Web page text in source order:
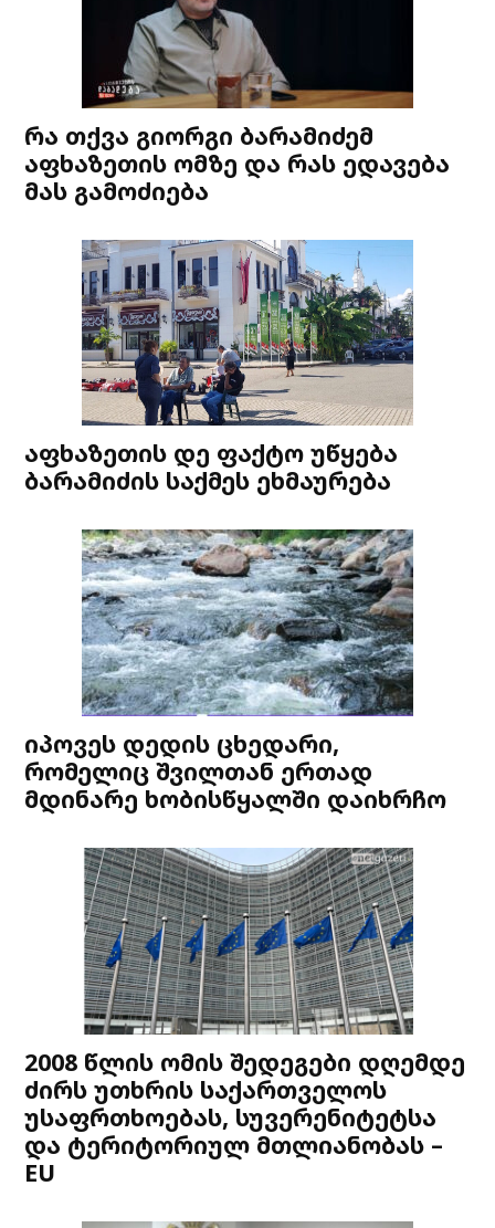
რა თქვა გიორგი ბარამიძემ
აფხაზეთის ომზე და რას ედავება
მას გამოძიება
აფხაზეთის დე ფაქტო უწყება
ბარამიძის საქმეს ეხმაურება
იპოვეს დედის ცხედარი,
რომელიც შვილთან ერთად
მდინარე ხობისწყალში დაიხრჩო
2008 წლის ომის შედეგები დღემდე
ძირს უთხრის საქართველოს
უსაფრთხოებას, სუვერენიტეტსა
და ტერიტორიულ მთლიანობას –
EU